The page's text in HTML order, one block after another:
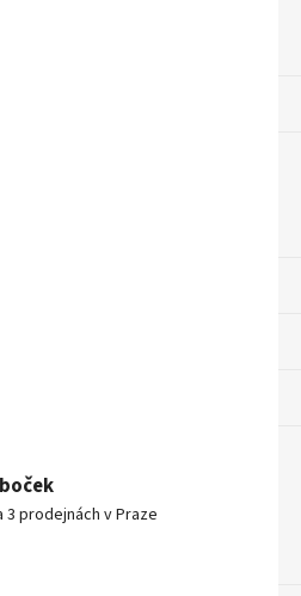
prodejnách v Praze